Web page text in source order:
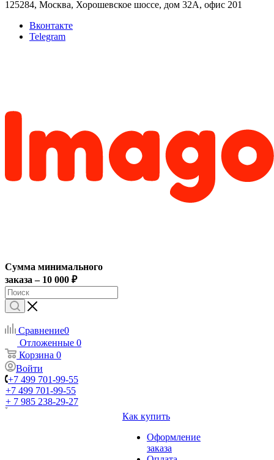
125284, Москва, Хорошевское шоссе, дом 32А, офис 201
Вконтакте
Telegram
Сумма минимального
заказа – 10 000 ₽
Сравнение0
Отложенные 0
Корзина 0
Войти
+7 499 701-99-55
+7 499 701-99-55
+ 7 985 238-29-27
Как купить
Оформление
заказа